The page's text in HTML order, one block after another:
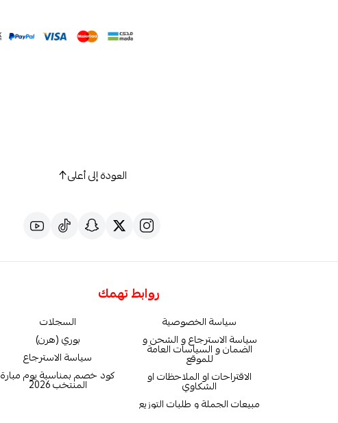
العودة إلى أعلى
روابط تهمك
سياسة الخصوصية
سياسة الاسترجاع و الشحن و
الضمان و السياسات العامة
للموقع
الاقتراحات او الملاحظات او
الشكاوي
مبيعات الجملة و طلبات التوزيع
السجلات
بوري (هرن)
سياسة الاسترجاع
كود خصم بمناسبة يوم مبارة
المنتخب 2026